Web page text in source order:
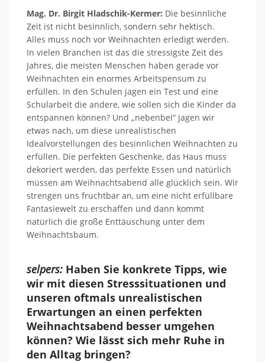
Mag. Dr. Birgit Hladschik-Kermer: Die besinnliche
Zeit ist nicht besinnlich, sondern sehr hektisch.
Alles muss noch vor Weihnachten erledigt werden.
In vielen Branchen ist das die stressigste Zeit des
Jahres, die meisten Menschen haben gerade vor
Weihnachten ein enormes Arbeitspensum zu
erfüllen. In den Schulen jagen ein Test und eine
Schularbeit die andere, wie sollen sich die Kinder da
entspannen können? Und „nebenbei“ jagen wir
etwas nach, um diese unrealistischen
Idealvorstellungen des besinnlichen Weihnachten zu
erfüllen. Die perfekten Geschenke, das Haus muss
dekoriert werden, das perfekte Essen und natürlich
müssen am Weihnachtsabend alle glücklich sein. Wir
strengen uns fruchtbar an, um eine nicht erfüllbare
Fantasiewelt zu erschaffen und dann kommt
natürlich die große Enttäuschung unter dem
Weihnachtsbaum.
selpers: Haben Sie konkrete Tipps, wie
wir mit diesen Stresssituationen und
unseren oftmals unrealistischen
Erwartungen an einen perfekten
Weihnachtsabend besser umgehen
können? Wie lässt sich mehr Ruhe in
den Alltag bringen?